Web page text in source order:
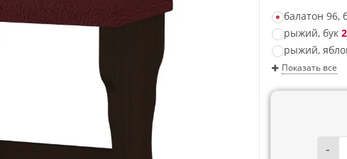
балатон 96,
рыжий, бук
рыжий,
Показать все
-